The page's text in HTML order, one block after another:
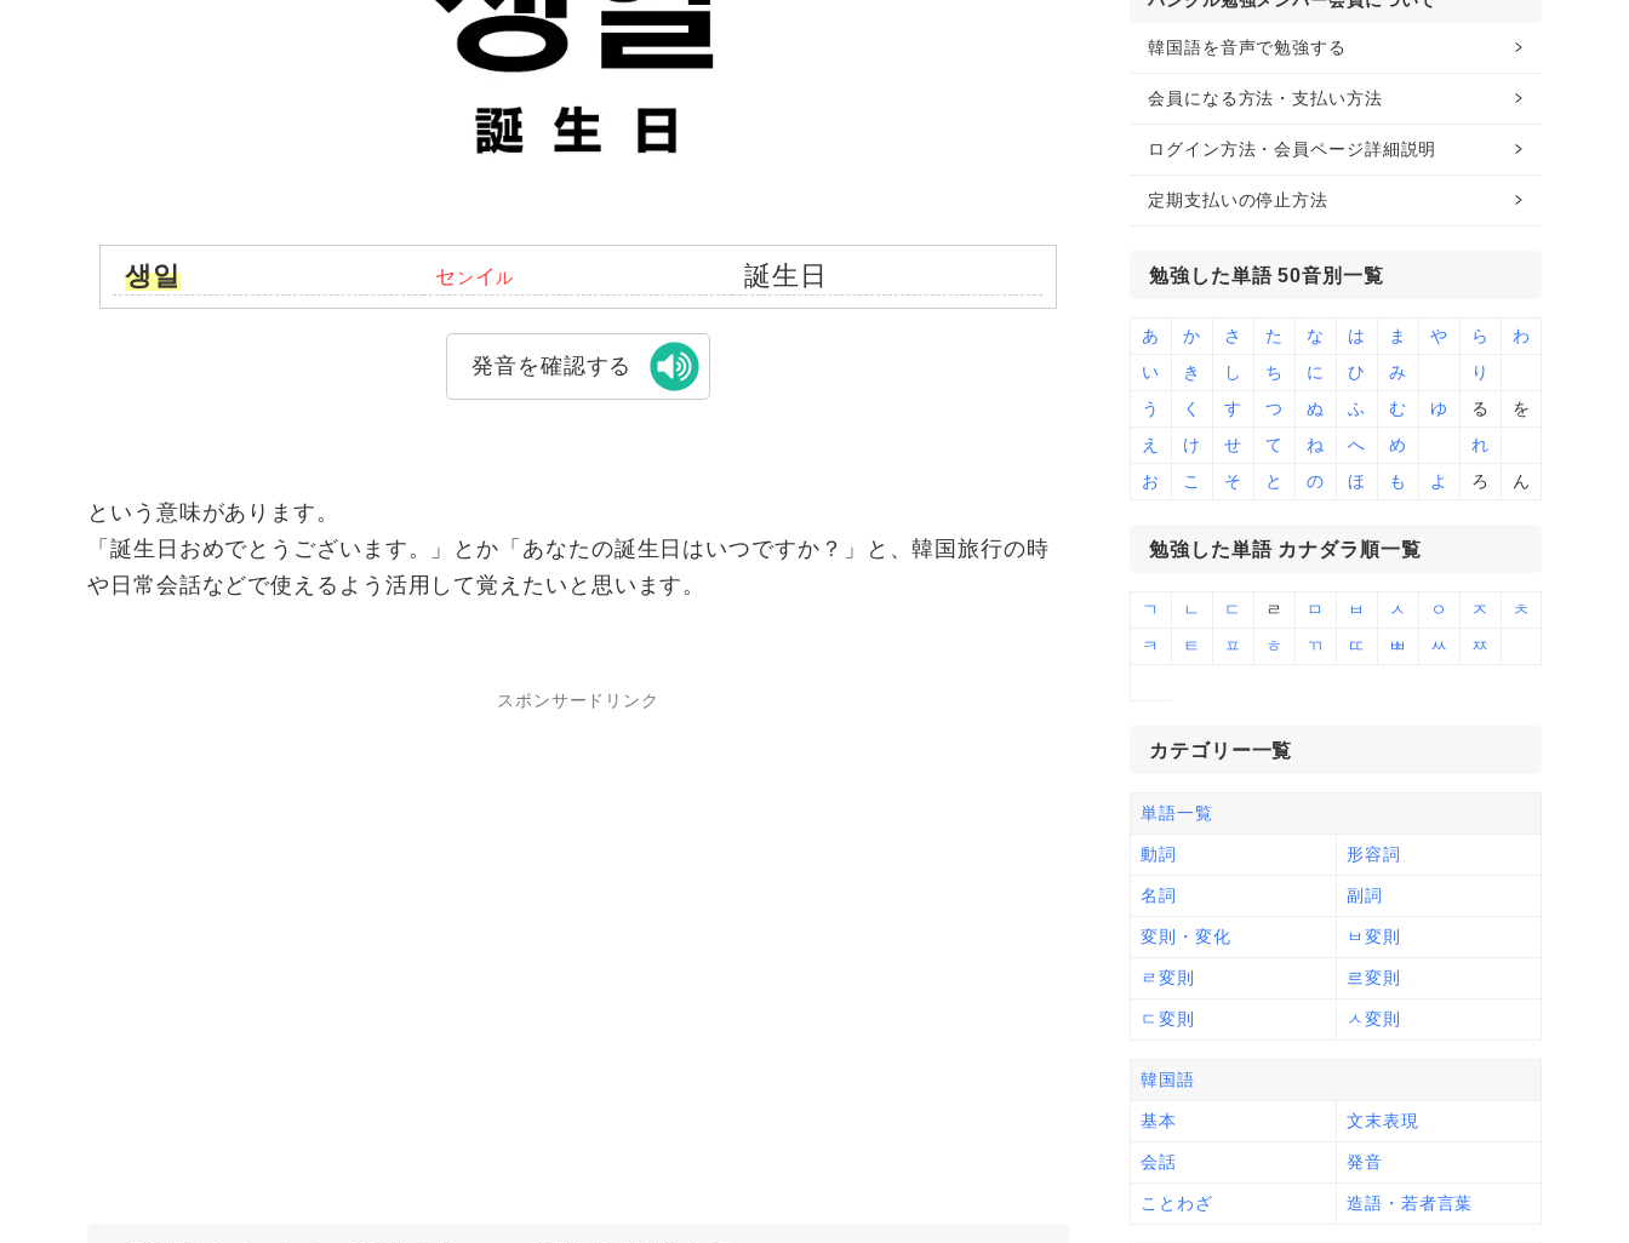
생일 セ ンイ ル 誕生日
発音を確認する
という意味があります。
「誕生日おめでとうございます。」とか「あなたの誕生日はいつですか？」と、韓国旅行の時
や日常会話などで使えるよう活用して覚えたいと思います。
スポンサードリンク
韓国語を音声で勉強する
会員になる方法・支払い方法
ログイン方法・会員ページ詳細説明
定期支払いの停止方法
勉強した単語 50音別一覧
あ か さ た な は ま や ら
わ
い
き し ち に ひ み
り
う
く す つ ぬ ふ む ゆ る
を
え
け せ て ね へ め
れ
お
こ そ と の ほ も よ ろ ん
勉強した単語 カナダラ順一覧
ㄱ ㄴ ㄷ ㄹ ㅁ ㅂ ㅅ ㅇ ㅈ
ㅊ
ㅋ
ㅌ ㅍ ㅎ ㄲ ㄸ ㅃ ㅆ ㅉ
カテゴリー一覧
単語一覧
動詞 形容詞
名詞 副詞
変則・変化 ㅂ変則
ㄹ変則 르変則
ㄷ変則 ㅅ変則
韓国語
基本 文末表現
会話 発音
ことわざ 造語・若者言葉